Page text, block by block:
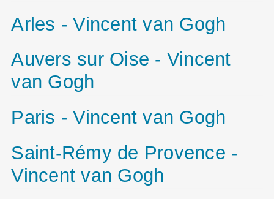
Arles - Vincent van Gogh
Auvers sur Oise - Vincent
van Gogh
Paris - Vincent van Gogh
Saint-Rémy de Provence -
Vincent van Gogh